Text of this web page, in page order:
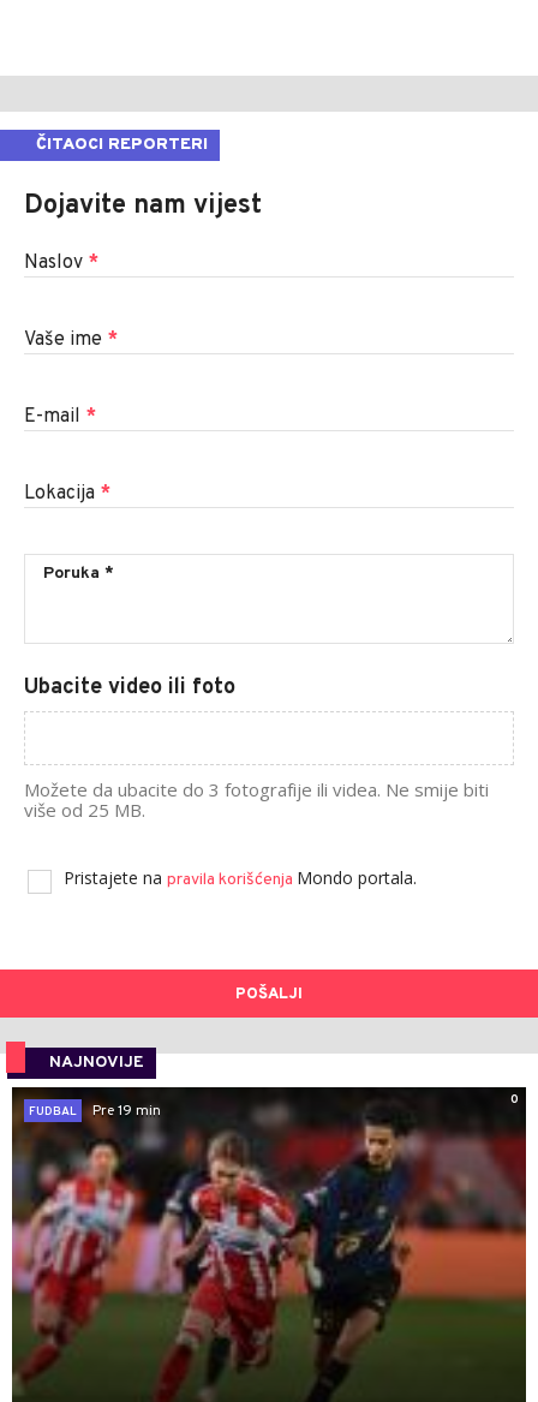
ČITAOCI REPORTERI
Dojavite nam vijest
Naslov *
Vaše ime *
E-mail *
Lokacija *
Ubacite video ili foto
Možete da ubacite do 3 fotografije ili videa. Ne smije biti
više od 25 MB.
Pristajete na pravila korišćenja Mondo portala.
POŠALJI
NAJNOVIJE
0
FUDBAL
Pre 19 min